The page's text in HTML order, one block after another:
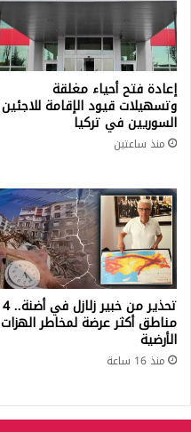
إعادة فتح أحياء مغلقة
وتسهيلات قيود الإقامة للاجئين
السوريين في تركيا
منذ ساعتين
تحذير من خبير زلازل في أضنة.. 4
مناطق أكثر عرضة لمخاطر الهزات
الأرضية
منذ 16 ساعة